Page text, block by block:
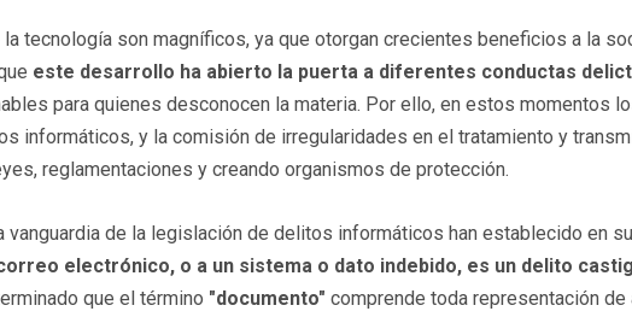
tecnología son magníficos, ya que otorgan crecientes beneficios a la
este desarrollo ha abierto la puerta a diferentes conductas
para quienes desconocen la materia. Por ello, en estos momentos
informáticos, y la comisión de irregularidades en el tratamiento y
reglamentaciones y creando organismos de protección.
vanguardia de la legislación de delitos informáticos han establecido en
electrónico, o a un sistema o dato indebido, es un delito
que el término "documento" comprende toda representación de